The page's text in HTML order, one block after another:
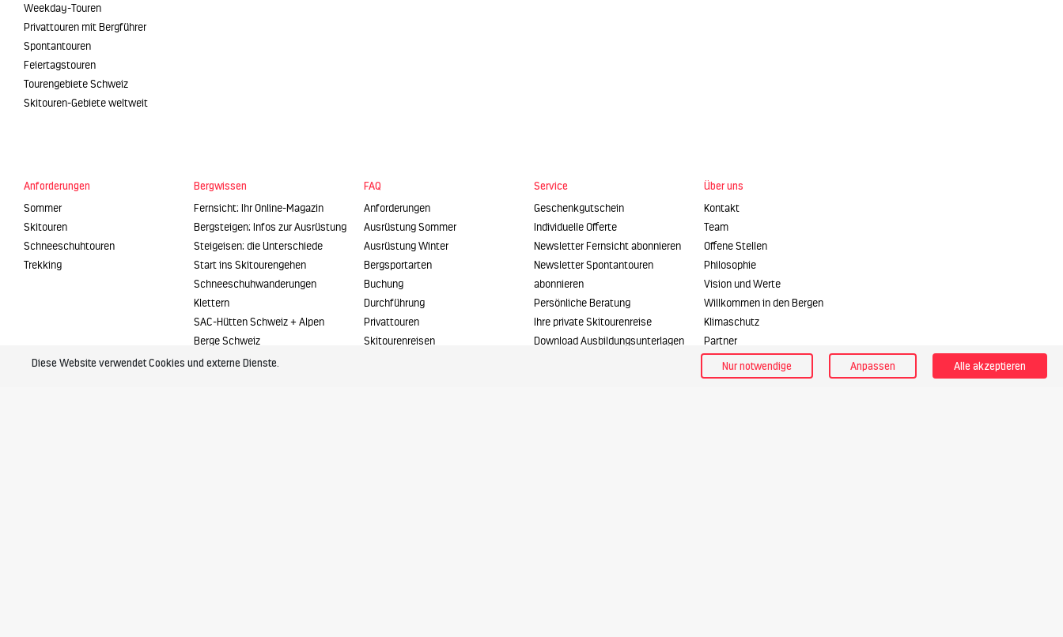
Weekday-Touren
Privattouren mit Bergführer
Spontantouren
Feiertagstouren
Tourengebiete Schweiz
Skitouren-Gebiete weltweit
Anforderungen
Sommer
Skitouren
Schneeschuhtouren
Trekking
Bergwissen
Fernsicht: Ihr Online-Magazin
Bergsteigen: Infos zur Ausrüstung
Steigeisen: die Unterschiede
Start ins Skitourengehen
Schneeschuhwanderungen
Klettern
SAC-Hütten Schweiz + Alpen
Berge Schweiz
FAQ
Anforderungen
Ausrüstung Sommer
Ausrüstung Winter
Bergsportarten
Buchung
Durchführung
Privattouren
Skitourenreisen
Service
Geschenkgutschein
Individuelle Offerte
Newsletter Fernsicht abonnieren
Newsletter Spontantouren
abonnieren
Persönliche Beratung
Ihre private Skitourenreise
Download Ausbildungsunterlagen
Über uns
Kontakt
Team
Offene Stellen
Philosophie
Vision und Werte
Willkommen in den Bergen
Klimaschutz
Partner
Diese Website verwendet Cookies und externe Dienste. Nur notwendige Anpassen Alle akzeptieren